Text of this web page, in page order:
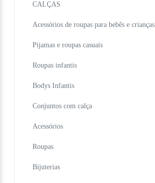
CALÇAS
Acessórios de roupas para bebês e crianças
Pijamas e roupas casuais
Roupas infantis
Bodys Infantis
Conjuntos com calça
Acessórios
Roupas
Bijuterias